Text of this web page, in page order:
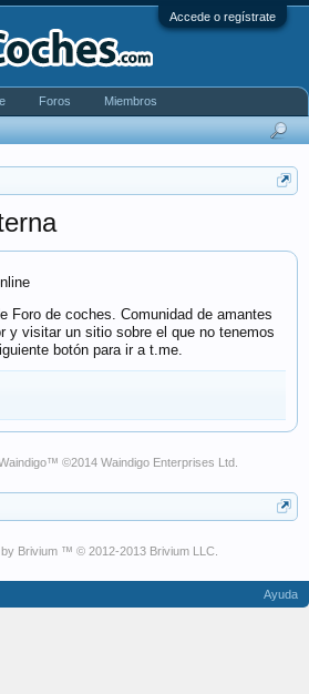
Accede o regístrate
Foro de coches. Comunidad de amantes
y visitar un sitio sobre el que no tenemos
botón para ir a t.me.
™ ©2014 Waindigo Enterprises Ltd
Brivium ™ © 2012-2013 Brivium LLC.
Foros Miembros
Ayuda